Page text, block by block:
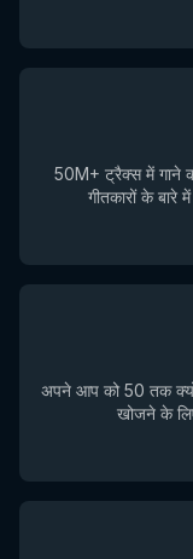
50M+ ट्रैक्स में गाने
गीतकारों के
अपने आप को 50 तक क्यों
खोजने के